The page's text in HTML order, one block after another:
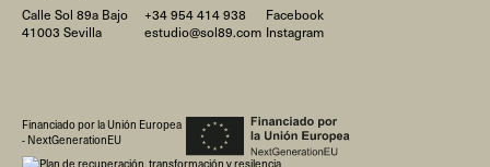
Calle Sol 89a Bajo
41003 Sevilla
+34 954 414 938
estudio@sol89.com
Facebook
Instagram
Financiado por la Unión Europea
- NextGenerationEU